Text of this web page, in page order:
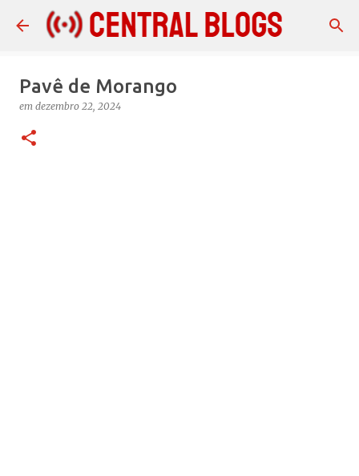
Pular para o conteúdo principal
Pavê de Morango
em dezembro 22, 2024